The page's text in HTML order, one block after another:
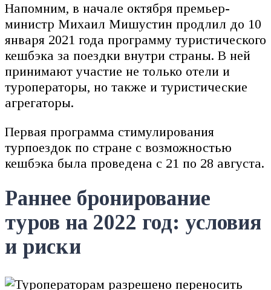
Напомним, в начале октября премьер-
министр Михаил Мишустин продлил до 10
января 2021 года программу туристического
кешбэка за поездки внутри страны. В ней
принимают участие не только отели и
туроператоры, но также и туристические
агрегаторы.
Первая программа стимулирования
турпоездок по стране с возможностью
кешбэка была проведена с 21 по 28 августа.
Раннее бронирование
туров на 2022 год: условия
и риски